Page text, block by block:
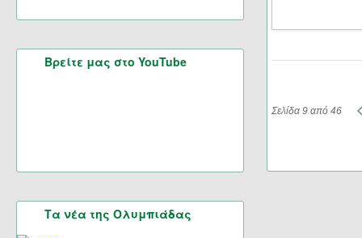
Βρείτε μας στο YouTube
Τα νέα της Ολυμπιάδας
Σελίδα 9 από 46